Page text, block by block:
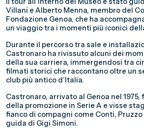
Villani e Alberto Menna, membro del
Fondazione Genoa, che ha
un viaggio tra i momenti più iconici
Durante il percorso tra sale e
Castronaro ha rivissuto alcuni dei
della sua carriera, immergendosi tra
filmati storici che raccontano oltre un
club più antico d’Italia.
Castronaro, arrivato al Genoa nel
della promozione in Serie A e visse
fianco di compagni come Conti, Pruzzo
guida di Gigi Simoni.